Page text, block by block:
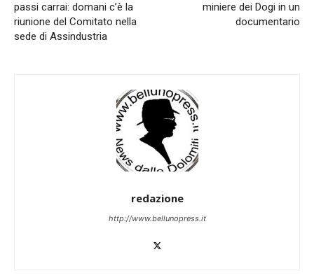
passi carrai: domani c’è la
riunione del Comitato nella
sede di Assindustria
miniere dei Dogi in un
documentario
redazione
http://www.bellunopress.it